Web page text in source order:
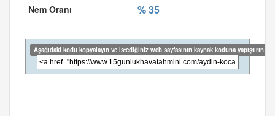
% 35
Aşağıdaki kodu kopyalayın ve istediğiniz web sayfasının kaynak koduna yapıştırın: